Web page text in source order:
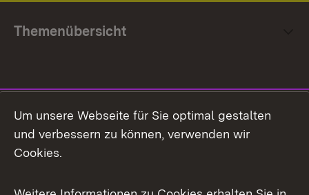
Themenübersicht
Facebook
Um unsere Webseite für Sie optimal gestalten
und verbessern zu können, verwenden wir
Cookies.